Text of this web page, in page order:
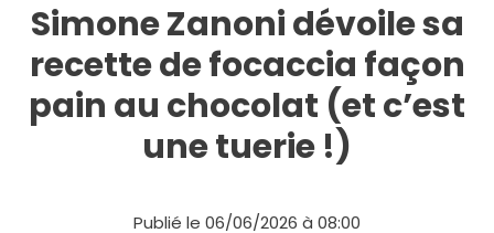
Simone Zanoni dévoile sa
recette de focaccia façon
pain au chocolat (et c’est
une tuerie !)
Publié le 06/06/2026 à 08:00